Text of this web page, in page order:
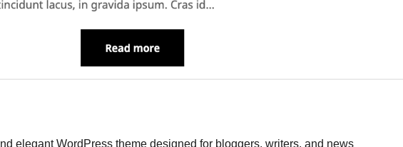
elegant WordPress theme designed for bloggers, writers, and news